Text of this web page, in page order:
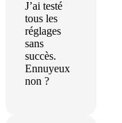
J’ai testé
tous les
réglages
sans
succès.
Ennuyeux
non ?